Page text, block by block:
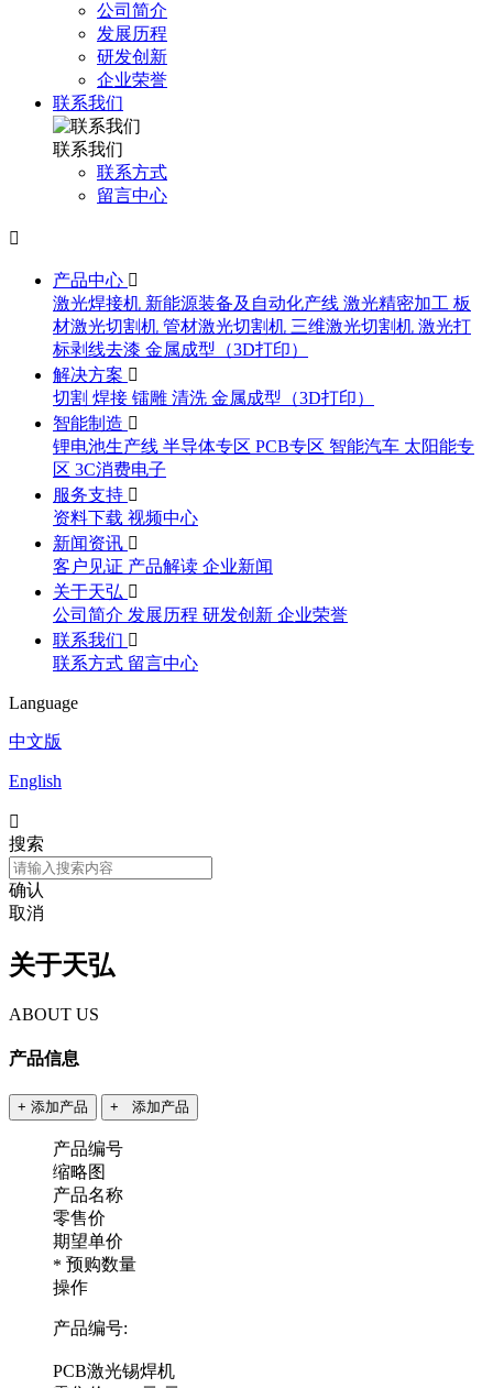
公司简介
发展历程
研发创新
企业荣誉
联系我们
联系我们
联系方式
留言中心

产品中心 
激光焊接机 新能源装备及自动化产线 激光精密加工 板
材激光切割机 管材激光切割机 三维激光切割机 激光打
标剥线去漆 金属成型（3D打印）
解决方案 
切割 焊接 镭雕 清洗 金属成型（3D打印）
智能制造 
锂电池生产线 半导体专区 PCB专区 智能汽车 太阳能专
区 3C消费电子
服务支持 
资料下载 视频中心
新闻资讯 
客户见证 产品解读 企业新闻
关于天弘 
公司简介 发展历程 研发创新 企业荣誉
联系我们 
联系方式 留言中心
Language
中文版
English

搜索
确认
取消
关于天弘
ABOUT US
产品信息
+ 添加产品 + 添加产品
产品编号
缩略图
产品名称
零售价
期望单价
* 预购数量
操作
产品编号:
PCB激光锡焊机